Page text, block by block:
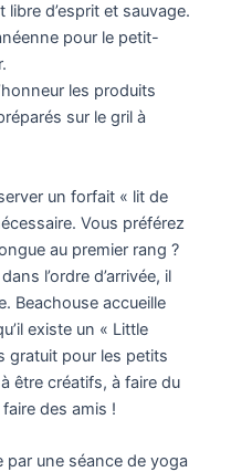
d’esprit et sauvage.
pour le petit-
les produits
sur le gril à
un forfait « lit de
Vous préférez
au premier rang ?
l’ordre d’arrivée, il
Beachouse accueille
existe un « Little
gratuit pour les petits
être créatifs, à faire du
des amis !
par une séance de yoga